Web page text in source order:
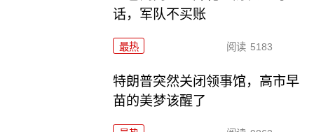
话，军队不买账
最热 阅读 5183
特朗普突然关闭领事馆，高市早
苗的美梦该醒了